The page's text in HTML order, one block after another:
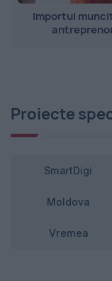
Importul
Proiecte
SmartDigi
Moldova
Vremea